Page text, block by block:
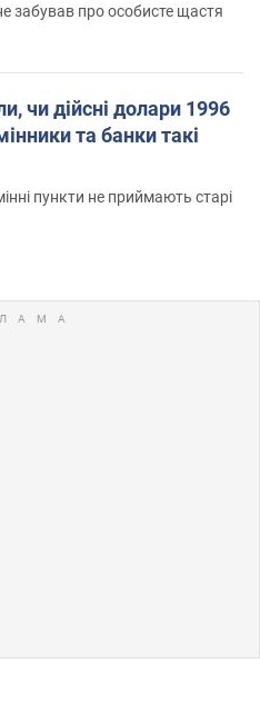
забував про особисте щастя
чи дійсні долари 1996
та банки такі
пункти не приймають старі